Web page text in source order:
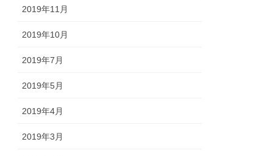
2019年11月
2019年10月
2019年7月
2019年5月
2019年4月
2019年3月